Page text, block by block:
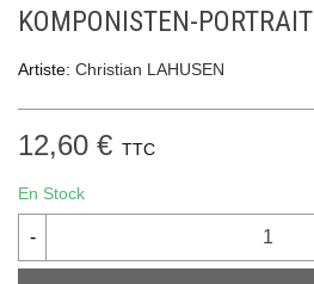
KOMPONISTEN-PORTRAIT
Artiste: Christian LAHUSEN
12,60 € TTC
En Stock
-